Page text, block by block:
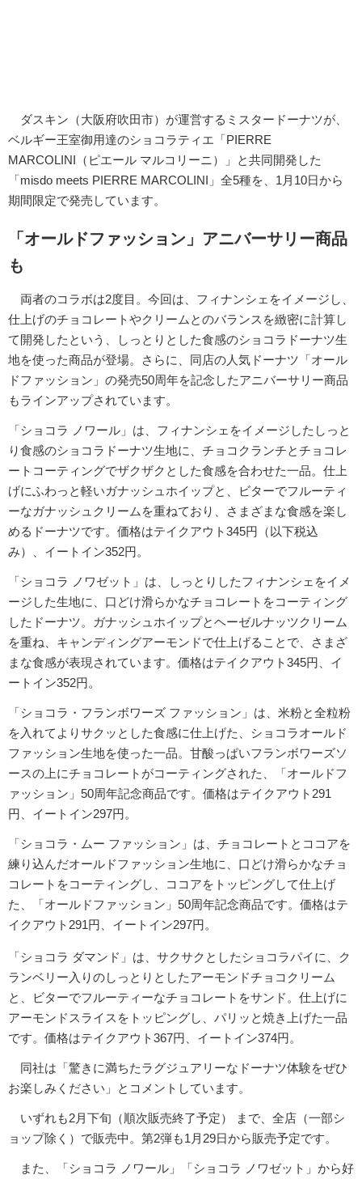
ダスキン（大阪府吹田市）が運営するミスタードーナツが、
ベルギー王室御用達のショコラティエ「PIERRE
MARCOLINI（ピエール マルコリーニ）」と共同開発した
「misdo meets PIERRE MARCOLINI」全5種を、1月10日から
期間限定で発売しています。
「オールドファッション」アニバーサリー商品
も
両者のコラボは2度目。今回は、フィナンシェをイメージし、
仕上げのチョコレートやクリームとのバランスを緻密に計算し
て開発したという、しっとりとした食感のショコラドーナツ生
地を使った商品が登場。さらに、同店の人気ドーナツ「オール
ドファッション」の発売50周年を記念したアニバーサリー商品
もラインアップされています。
「ショコラ ノワール」は、フィナンシェをイメージしたしっと
り食感のショコラドーナツ生地に、チョコクランチとチョコレ
ートコーティングでザクザクとした食感を合わせた一品。仕上
げにふわっと軽いガナッシュホイップと、ビターでフルーティ
ーなガナッシュクリームを重ねており、さまざまな食感を楽し
めるドーナツです。価格はテイクアウト345円（以下税込
み）、イートイン352円。
「ショコラ ノワゼット」は、しっとりしたフィナンシェをイメ
ージした生地に、口どけ滑らかなチョコレートをコーティング
したドーナツ。ガナッシュホイップとヘーゼルナッツクリーム
を重ね、キャンディングアーモンドで仕上げることで、さまざ
まな食感が表現されています。価格はテイクアウト345円、イ
ートイン352円。
「ショコラ・フランボワーズ ファッション」は、米粉と全粒粉
を入れてよりサクッとした食感に仕上げた、ショコラオールド
ファッション生地を使った一品。甘酸っぱいフランボワーズソ
ースの上にチョコレートがコーティングされた、「オールドフ
ァッション」50周年記念商品です。価格はテイクアウト291
円、イートイン297円。
「ショコラ・ムー ファッション」は、チョコレートとココアを
練り込んだオールドファッション生地に、口どけ滑らかなチョ
コレートをコーティングし、ココアをトッピングして仕上げ
た、「オールドファッション」50周年記念商品です。価格はテ
イクアウト291円、イートイン297円。
「ショコラ ダマンド」は、サクサクとしたショコラパイに、ク
ランベリー入りのしっとりとしたアーモンドチョコクリーム
と、ビターでフルーティーなチョコレートをサンド。仕上げに
アーモンドスライスをトッピングし、パリッと焼き上げた一品
です。価格はテイクアウト367円、イートイン374円。
同社は「驚きに満ちたラグジュアリーなドーナツ体験をぜひ
お楽しみください」とコメントしています。
いずれも2月下旬（順次販売終了予定） まで、全店（一部シ
ョップ除く）で販売中。第2弾も1月29日から販売予定です。
また、「ショコラ ノワール」「ショコラ ノワゼット」から好